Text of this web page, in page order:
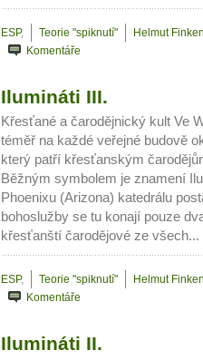
Jak mít více energie
Jak vnést do života
ESP, Teorie "spiknutí"
Helmut
Komentáře
Ilumináti III.
Křesťané a čarodějnický kult Ve
téměř na každé veřejné budově
který patří křesťanským
Běžným symbolem je znamení
Phoenixu (Arizona) katedrálu
bohoslužby se tu konají pouze
křesťanští čarodějové ze všech...
ESP, Teorie "spiknutí"
Helmut
Komentáře
Ilumináti II.